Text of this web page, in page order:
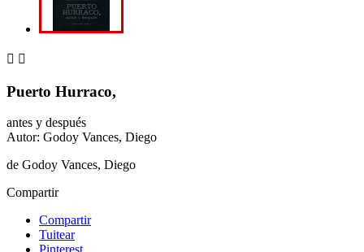
 
Puerto Hurraco,
antes y después
Autor: Godoy Vances, Diego
de Godoy Vances, Diego
Compartir
Compartir
Tuitear